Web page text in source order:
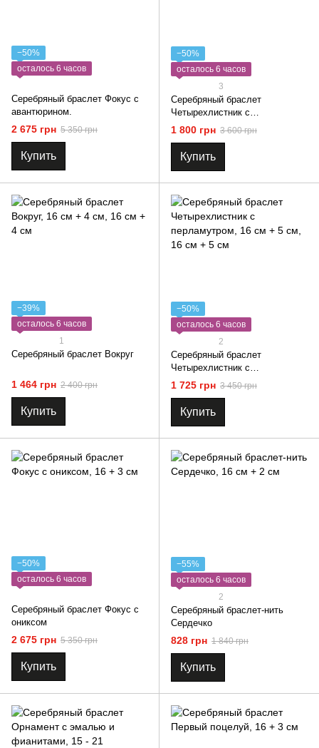
−50%
осталось 6 часов
Серебряный браслет Фокус с
авантюрином.
2 675 грн 5 350 грн
Купить
−50%
осталось 6 часов
3
Серебряный браслет
Четырехлистник с
перламутром
1 800 грн 3 600 грн
Купить
−39%
осталось 6 часов
1
Серебряный браслет Вокруг
1 464 грн 2 400 грн
Купить
−50%
осталось 6 часов
2
Серебряный браслет
Четырехлистник с
перламутром
1 725 грн 3 450 грн
Купить
−50%
осталось 6 часов
Серебряный браслет Фокус с
ониксом
2 675 грн 5 350 грн
Купить
−55%
осталось 6 часов
2
Серебряный браслет-нить
Сердечко
828 грн 1 840 грн
Купить